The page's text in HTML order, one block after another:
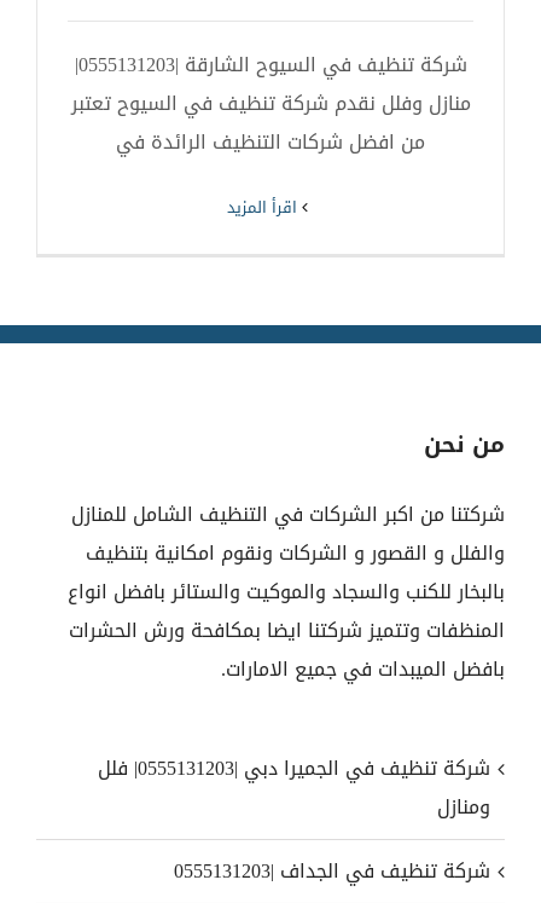
شركة تنظيف في السيوح الشارقة |0555131203|
منازل وفلل نقدم شركة تنظيف في السيوح تعتبر
من افضل شركات التنظيف الرائدة في
من نحن
شركتنا من اكبر الشركات في التنظيف الشامل للمنازل
والفلل و القصور و الشركات ونقوم امكانية بتنظيف
بالبخار للكنب والسجاد والموكيت والستائر بافضل انواع
المنظفات وتتميز شركتنا ايضا بمكافحة ورش الحشرات
بافضل الميبدات في جميع الامارات.
شركة تنظيف في الجميرا دبي |0555131203| فلل
ومنازل
شركة تنظيف في الجداف |0555131203